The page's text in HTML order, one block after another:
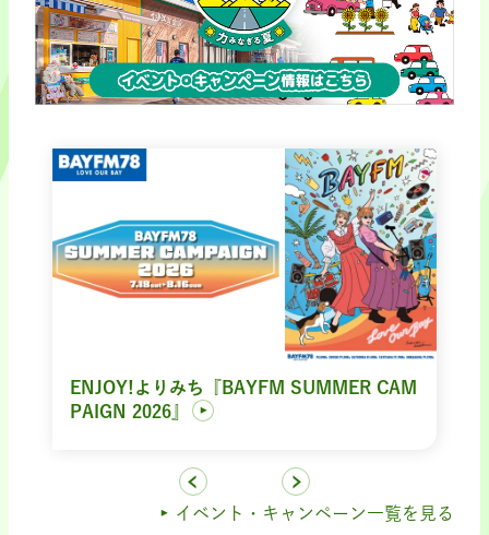
ENJOY!よりみち『BAYFM SUMMER CAM
PAIGN 2026』
イベント・キャンペーン一覧を見る